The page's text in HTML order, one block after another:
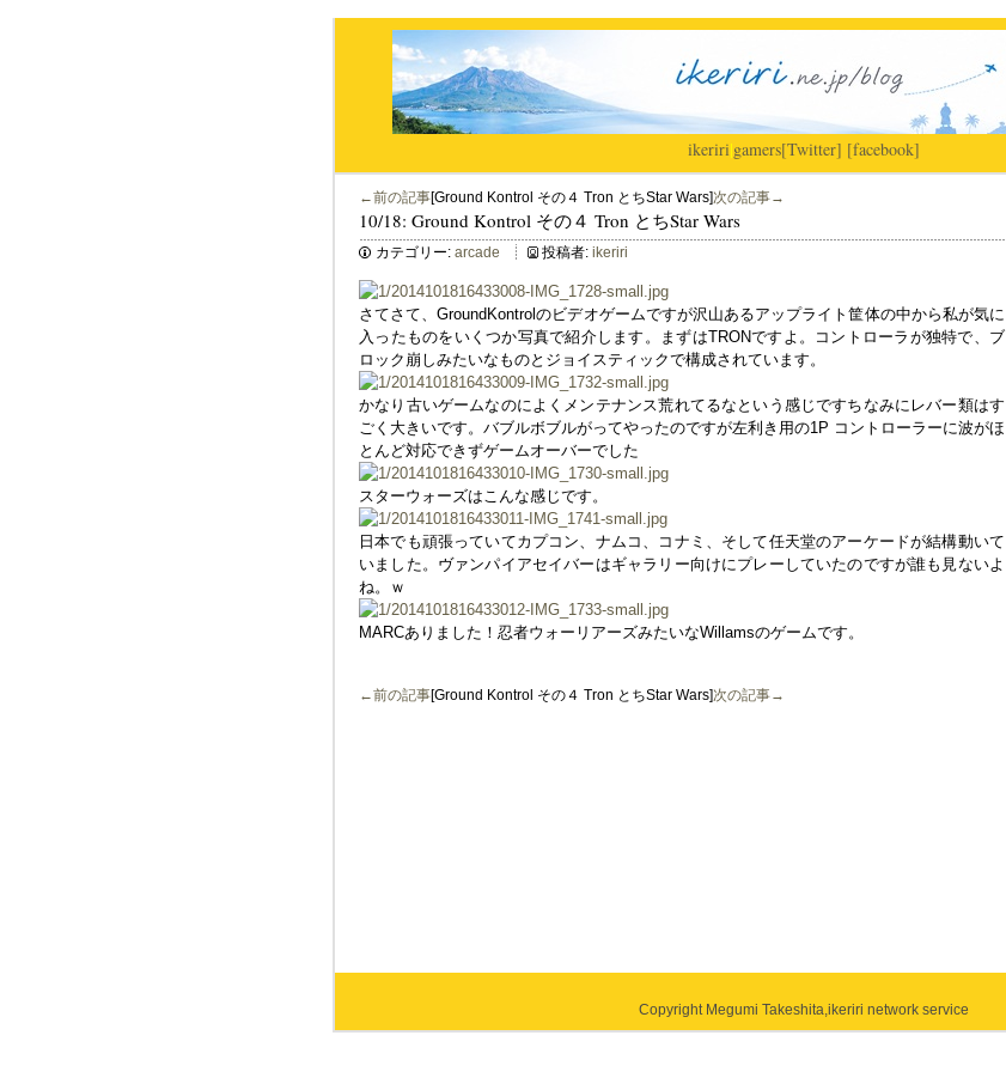
ikeriri|gamers[Twitter] [facebook]
←前の記事[Ground Kontrol その４ Tron とちStar Wars]次の記事→
10/18: Ground Kontrol その４ Tron とちStar Wars
カテゴリー: arcade 投稿者: ikeriri
さてさて、GroundKontrolのビデオゲームですが沢山あるアップライト筐体の中から私が気に
入ったものをいくつか写真で紹介します。まずはTRONですよ。コントローラが独特で、ブ
ロック崩しみたいなものとジョイスティックで構成されています。
かなり古いゲームなのによくメンテナンス荒れてるなという感じですちなみにレバー類はす
ごく大きいです。バブルボブルがってやったのですが左利き用の1P コントローラーに波がほ
とんど対応できずゲームオーバーでした
スターウォーズはこんな感じです。
日本でも頑張っていてカプコン、ナムコ、コナミ、そして任天堂のアーケードが結構動いて
いました。ヴァンパイアセイバーはギャラリー向けにプレーしていたのですが誰も見ないよ
ね。ｗ
MARCありました！忍者ウォーリアーズみたいなWillamsのゲームです。
←前の記事[Ground Kontrol その４ Tron とちStar Wars]次の記事→
Copyright Megumi Takeshita,ikeriri network service